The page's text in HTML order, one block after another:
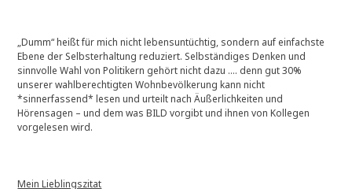
„Dumm“ heißt für mich nicht lebensuntüchtig, sondern auf einfachste
Ebene der Selbsterhaltung reduziert. Selbständiges Denken und
sinnvolle Wahl von Politikern gehört nicht dazu …. denn gut 30%
unserer wahlberechtigten Wohnbevölkerung kann nicht
*sinnerfassend* lesen und urteilt nach Äußerlichkeiten und
Hörensagen – und dem was BILD vorgibt und ihnen von Kollegen
vorgelesen wird.
Mein Lieblingszitat